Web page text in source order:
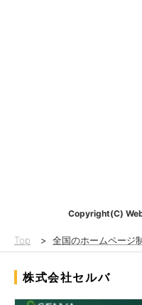
Copyright(C)
Top > 全国のホームページ
株式会社セルバ